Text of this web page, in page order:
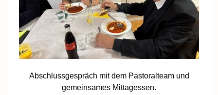
Abschlussgespräch mit dem Pastoralteam und
gemeinsames Mittagessen.